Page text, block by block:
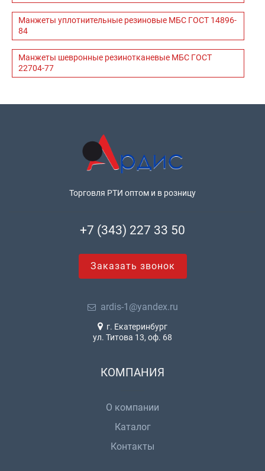
Манжеты уплотнительные резиновые МБС ГОСТ 14896-
84
Манжеты шевронные резинотканевые МБС ГОСТ
22704-77
Торговля РТИ оптом и в розницу
+7 (343) 227 33 50
Заказать звонок
ardis-1@yandex.ru
г. Екатеринбург
ул. Титова 13, оф. 68
КОМПАНИЯ
О компании
Каталог
Контакты